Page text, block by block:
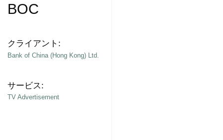
BOC
クライアント:
Bank of China (Hong Kong) Ltd.
サービス:
TV Advertisement